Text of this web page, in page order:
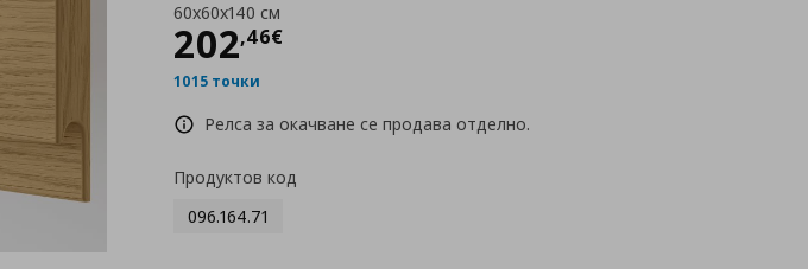
60x60x140 см
202,46€
Цена202,46 €
1015 точки
Релса за окачване се продава отделно.
Продуктов код
096.164.71